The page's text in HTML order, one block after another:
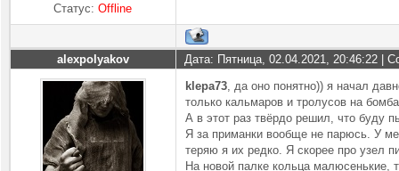
Статус:Offline
alexpolyakov Дата: Пятница, 02.04.2021, 20:46:22 |
klepa73, да оно понятно)) я начал
только кальмаров и тролусов на
А в этот раз твёрдо решил, что буду
Я за приманки вообще не парюсь. У
теряю я их редко. Я скорее про узел
На новой палке кольца малюсенькие,